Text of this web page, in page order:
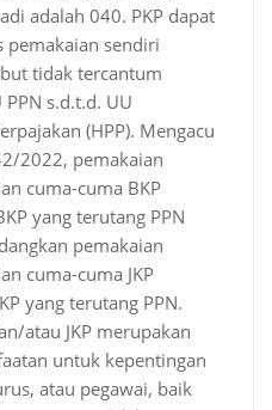
adalah 040. PKP dapat
pemakaian sendiri
tidak tercantum
s.d.t.d. UU
(HPP). Mengacu
2022, pemakaian
cuma-cuma BKP
yang terutang PPN
pemakaian
cuma-cuma JKP
yang terutang PPN.
atau JKP merupakan
untuk kepentingan
atau pegawai, baik